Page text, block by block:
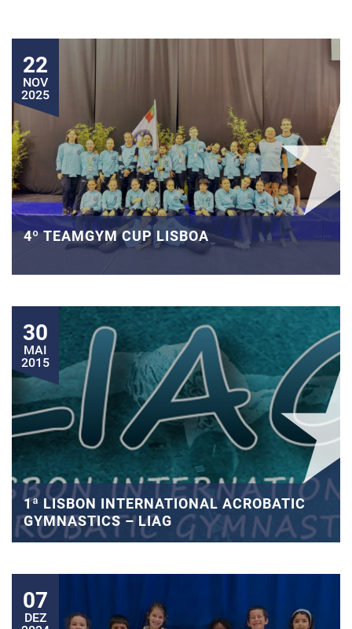
22
NOV
2025
4º TEAMGYM CUP LISBOA
30
MAI
2015
1ª LISBON INTERNATIONAL ACROBATIC
GYMNASTICS – LIAG
07
DEZ